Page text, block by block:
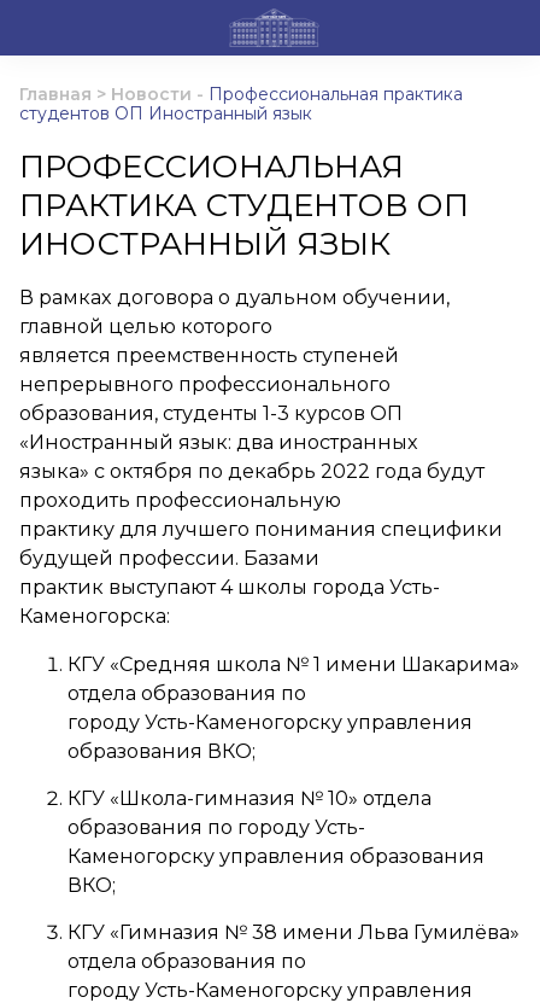
Главная > Новости - Профессиональная практика
студентов ОП Иностранный язык
ПРОФЕССИОНАЛЬНАЯ
ПРАКТИКА СТУДЕНТОВ ОП
ИНОСТРАННЫЙ ЯЗЫК
В рамках договора о дуальном обучении,
главной целью которого
является преемственность ступеней
непрерывного профессионального
образования, студенты 1-3 курсов ОП
«Иностранный язык: два иностранных
языка» с октября по декабрь 2022 года будут
проходить профессиональную
практику для лучшего понимания специфики
будущей профессии. Базами
практик выступают 4 школы города Усть-
Каменогорска:
КГУ «Средняя школа № 1 имени Шакарима»
отдела образования по
городу Усть-Каменогорску управления
образования ВКО;
КГУ «Школа-гимназия № 10» отдела
образования по городу Усть-
Каменогорску управления образования
ВКО;
КГУ «Гимназия № 38 имени Льва Гумилёва»
отдела образования по
городу Усть-Каменогорску управления